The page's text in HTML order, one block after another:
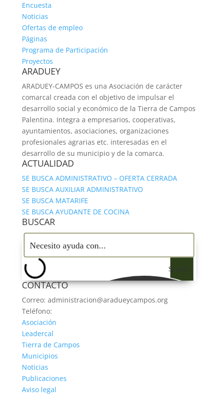
Encuesta
Noticias
Ofertas de empleo
Páginas
Programa de Participación
Proyectos
ARADUEY
ARADUEY-CAMPOS es una Asociación de carácter
comarcal creada con el objetivo de impulsar el
desarrollo social y económico de la Tierra de Campos
Palentina. Integra a empresarios, cooperativas,
ayuntamientos, asociaciones, organizaciones
profesionales agrarias etc. interesadas en el
desarrollo de su municipio y de la comarca.
ACTUALIDAD
SE BUSCA ADMINISTRATIVO – OFERTA CERRADA
SE BUSCA AUXILIAR ADMINISTRATIVO
SE BUSCA MATARIFE
SE BUSCA AYUDANTE DE COCINA
BUSCAR
Search
CONTACTO
Correo: administracion@aradueycampos.org
Teléfono:
Asociación
Leadercal
Tierra de Campos
Municipios
Noticias
Publicaciones
Aviso legal